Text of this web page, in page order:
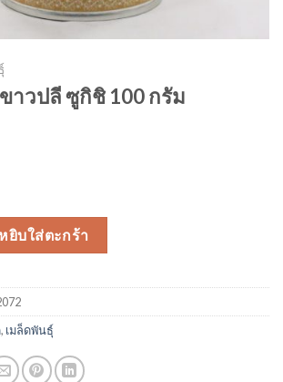
าวปลี ซูกิชิ 100 กรัม
าวปลี ซูกิชิ 100 กรัม ชิ้น
หยิบใส่ตะกร้า
, เมล็ดพันธุ์